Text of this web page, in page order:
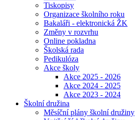
Tiskopisy
Organizace školního roku
Bakaláři - elektronická ŽK
Změny v rozvrhu
Online pokladna
Školská rada
Pedikulóza
Akce školy
Akce 2025 - 2026
Akce 2024 - 2025
Akce 2023 - 2024
Školní družina
Měsíční plány školní družiny